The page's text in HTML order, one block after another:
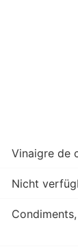
Vinaigre de
Nicht